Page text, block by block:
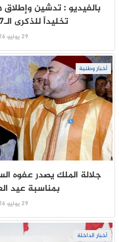
بالفيديو : تدشين وإطلاق
تخليداً للذكرى الـ27 لعيد العرش
29 يوليو 2026
أخبار وطنية
بمناسبة عيد
29 يوليو 2026
أخبار الداخلة